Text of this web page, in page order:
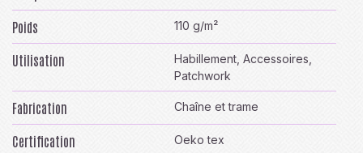
Poids 110 g/m²
Utilisation
Habillement, Accessoires,
Patchwork
Fabrication Chaîne et trame
Certification Oeko tex